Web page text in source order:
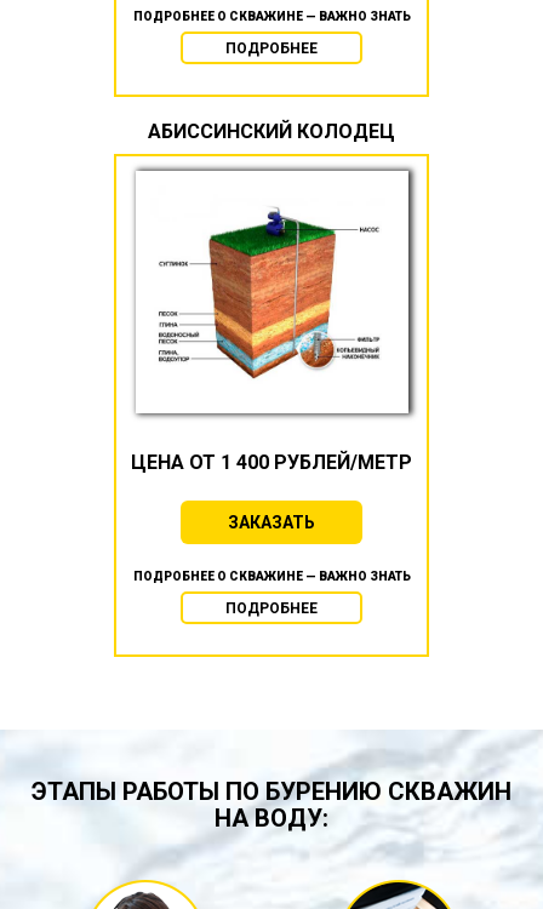
ПОДРОБНЕЕ О СКВАЖИНЕ — ВАЖНО ЗНАТЬ
ПОДРОБНЕЕ
АБИССИНСКИЙ КОЛОДЕЦ
ЦЕНА ОТ 1 400 РУБЛЕЙ/МЕТР
ЗАКАЗАТЬ
ПОДРОБНЕЕ О СКВАЖИНЕ — ВАЖНО ЗНАТЬ
ПОДРОБНЕЕ
ЭТАПЫ РАБОТЫ ПО БУРЕНИЮ СКВАЖИН
НА ВОДУ: